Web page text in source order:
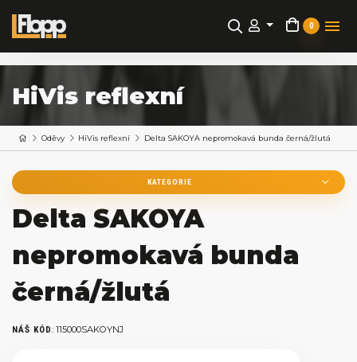
0
HiVis reflexní
Oděvy HiVis reflexní Delta SAKOYA nepromokavá bunda černá/žlutá
KATEGORIE
Delta SAKOYA
nepromokavá bunda
černá/žlutá
NÁŠ KÓD: 115000SAKOYNJ